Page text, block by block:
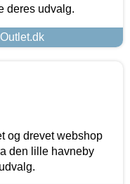
deres udvalg.
og drevet webshop
den lille havneby